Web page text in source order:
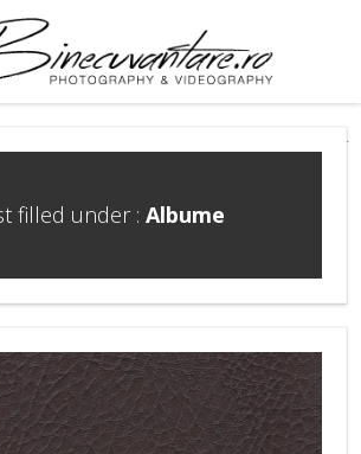
filled under : Albume
Toate drepturile rezervate.